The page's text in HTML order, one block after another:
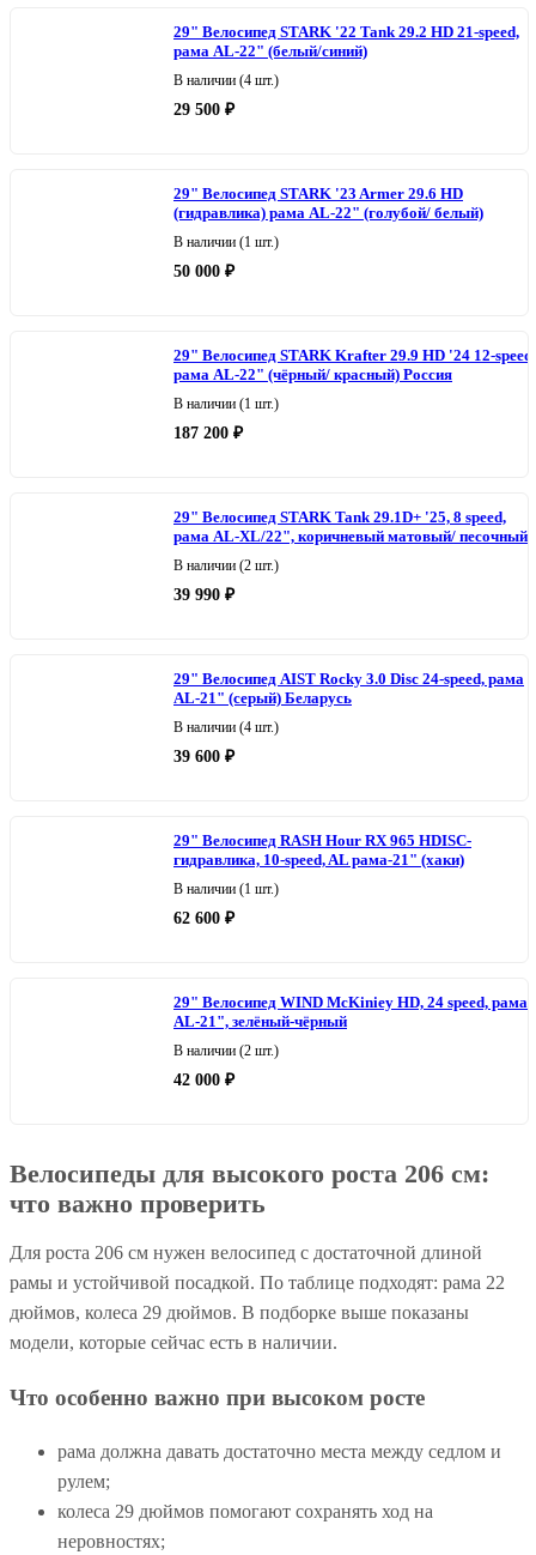
29" Велосипед STARK '22 Tank 29.2 НD 21-speed,
рама AL-22" (белый/синий)
В наличии (4 шт.)
29 500 ₽
29" Велосипед STARK '23 Armer 29.6 HD
(гидравлика) рама AL-22" (голубой/ белый)
В наличии (1 шт.)
50 000 ₽
29" Велосипед STARK Krafter 29.9 HD '24 12-speed,
рама AL-22" (чёрный/ красный) Россия
В наличии (1 шт.)
187 200 ₽
29" Велосипед STARK Tank 29.1D+ '25, 8 speed,
рама AL-XL/22", коричневый матовый/ песочный
В наличии (2 шт.)
39 990 ₽
29" Велосипед AIST Rocky 3.0 Disc 24-speed, рама
AL-21" (серый) Беларусь
В наличии (4 шт.)
39 600 ₽
29" Велосипед RASH Hour RX 965 HDISC-
гидравлика, 10-speed, AL рама-21" (хаки)
В наличии (1 шт.)
62 600 ₽
29" Велосипед WIND McKiniey HD, 24 speed, рама
AL-21", зелёный-чёрный
В наличии (2 шт.)
42 000 ₽
Велосипеды для высокого роста 206 см:
что важно проверить
Для роста 206 см нужен велосипед с достаточной длиной
рамы и устойчивой посадкой. По таблице подходят: рама 22
дюймов, колеса 29 дюймов. В подборке выше показаны
модели, которые сейчас есть в наличии.
Что особенно важно при высоком росте
рама должна давать достаточно места между седлом и
рулем;
колеса 29 дюймов помогают сохранять ход на
неровностях;